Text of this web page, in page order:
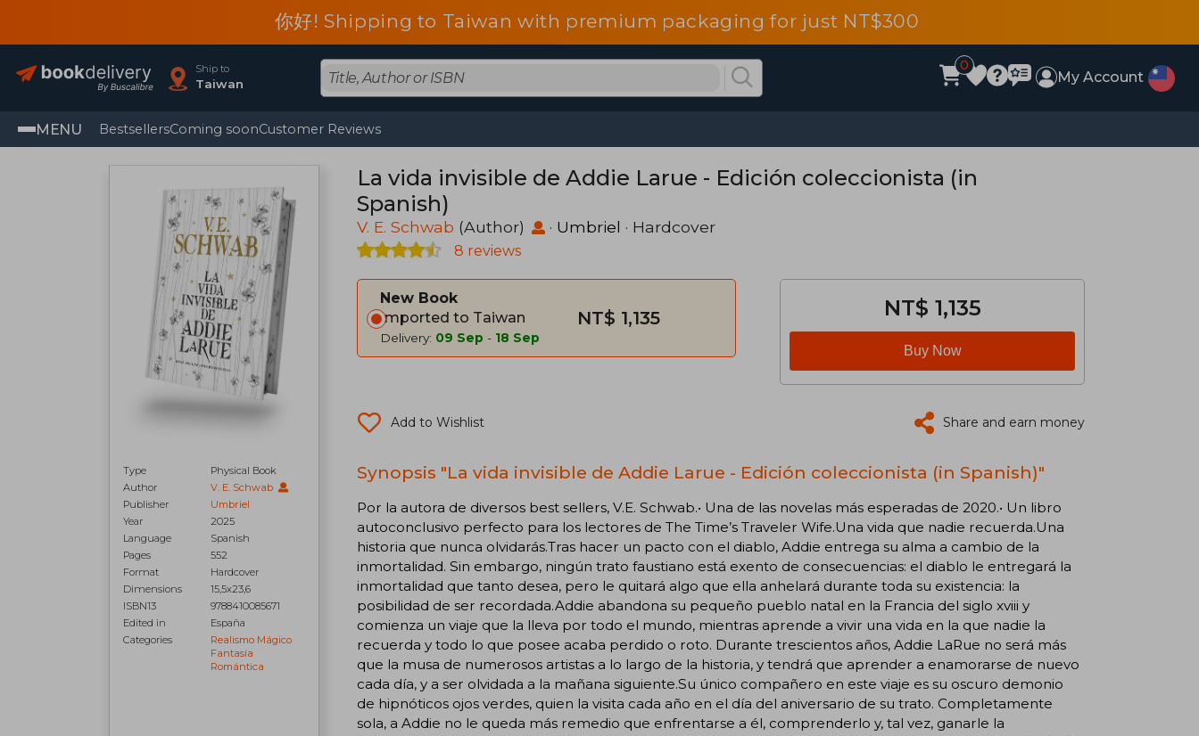
你好! Shipping to Taiwan with premium packaging for just NT$300
Ship to
Taiwan
0
My Account
MENU BestsellersComing soonCustomer Reviews
Type
Physical Book
Author
V. E. Schwab
Publisher
Umbriel
Year
2025
Language
Spanish
Pages
552
Format
Hardcover
Dimensions
15,5x23,6
ISBN13
9788410085671
Edited in
España
Categories
Realismo Mágico
Fantasía
Romántica
La vida invisible de Addie Larue - Edición coleccionista (in
Spanish)
V. E. Schwab (Author) · Umbriel · Hardcover
8 reviews
New Book
Imported to Taiwan
Delivery: 09 Sep - 18 Sep
NT$ 1,135 NT$ 1,135
Buy Now
Add to Wishlist Share and earn money
Synopsis "La vida invisible de Addie Larue - Edición coleccionista (in Spanish)"
Por la autora de diversos best sellers, V.E. Schwab.• Una de las novelas más esperadas de 2020.• Un libro
autoconclusivo perfecto para los lectores de The Time’s Traveler Wife.Una vida que nadie recuerda.Una
historia que nunca olvidarás.Tras hacer un pacto con el diablo, Addie entrega su alma a cambio de la
inmortalidad. Sin embargo, ningún trato faustiano está exento de consecuencias: el diablo le entregará la
inmortalidad que tanto desea, pero le quitará algo que ella anhelará durante toda su existencia: la
posibilidad de ser recordada.Addie abandona su pequeño pueblo natal en la Francia del siglo xviii y
comienza un viaje que la lleva por todo el mundo, mientras aprende a vivir una vida en la que nadie la
recuerda y todo lo que posee acaba perdido o roto. Durante trescientos años, Addie LaRue no será más
que la musa de numerosos artistas a lo largo de la historia, y tendrá que aprender a enamorarse de nuevo
cada día, y a ser olvidada a la mañana siguiente.Su único compañero en este viaje es su oscuro demonio
de hipnóticos ojos verdes, quien la visita cada año en el día del aniversario de su trato. Completamente
sola, a Addie no le queda más remedio que enfrentarse a él, comprenderlo y, tal vez, ganarle la